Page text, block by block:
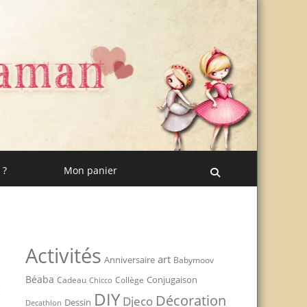
Mon panier
Activités Anniversaire art Babymoov
Béaba Cadeau Chicco Collège Conjugaison
Decathlon Dessin DIY Djeco Décoration